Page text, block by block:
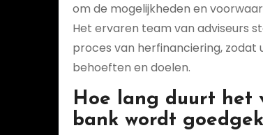
om de mogelijkheden en
Het ervaren team van adviseurs
proces van herfinanciering, zodat
behoeften en doelen.
Hoe lang duurt het
bank wordt